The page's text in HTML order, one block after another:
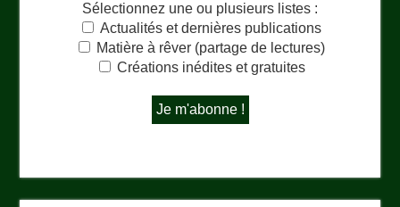
Sélectionnez une ou plusieurs listes :
Actualités et dernières publications
Matière à rêver (partage de lectures)
Créations inédites et gratuites